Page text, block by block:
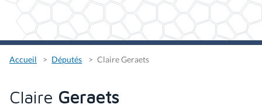
Accueil Députés Claire Geraets
Claire Geraets